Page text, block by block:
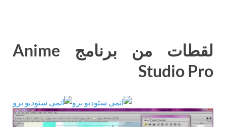
لقطات من برنامج Anime
Studio Pro